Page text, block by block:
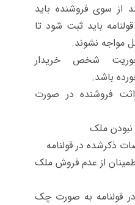
از سوی فروشنده باید
باید ثبت شود تا
مواجه نشوند.
شخص خریدار
باشد.
فروشنده در صورت
نبودن ملک
ذکرشده در قولنامه
از عدم فروش ملک
قولنامه به صورت چک